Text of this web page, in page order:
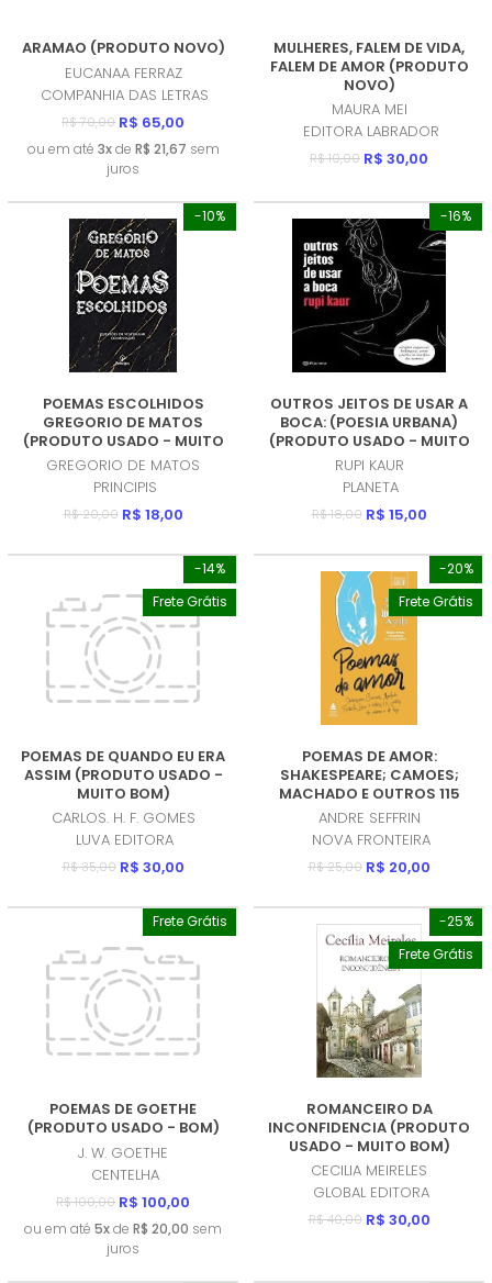
ARAMAO (PRODUTO NOVO)
EUCANAA FERRAZ
COMPANHIA DAS LETRAS
R$ 70,00 R$ 65,00
ou em até 3xde R$ 21,67 sem
juros
MULHERES, FALEM DE VIDA,
FALEM DE AMOR (PRODUTO
NOVO)
MAURA MEI
EDITORA LABRADOR
R$ 10,00 R$ 30,00
-10%
POEMAS ESCOLHIDOS
GREGORIO DE MATOS
(PRODUTO USADO - MUITO
BOM)
GREGORIO DE MATOS
PRINCIPIS
R$ 20,00 R$ 18,00
-16%
OUTROS JEITOS DE USAR A
BOCA: (POESIA URBANA)
(PRODUTO USADO - MUITO
BOM)
RUPI KAUR
PLANETA
R$ 18,00 R$ 15,00
-14%
Frete Grátis
POEMAS DE QUANDO EU ERA
ASSIM (PRODUTO USADO -
MUITO BOM)
CARLOS. H. F. GOMES
LUVA EDITORA
R$ 35,00 R$ 30,00
-20%
Frete Grátis
POEMAS DE AMOR:
SHAKESPEARE; CAMOES;
MACHADO E OUTROS 115
POETAS DE ONTEM E DE HOJE
(PRODUTO USADO - MUITO
BOM)
ANDRE SEFFRIN
NOVA FRONTEIRA
R$ 25,00 R$ 20,00
Frete Grátis
POEMAS DE GOETHE
(PRODUTO USADO - BOM)
J. W. GOETHE
CENTELHA
R$ 100,00 R$ 100,00
ou em até 5xde R$ 20,00 sem
juros
-25%
Frete Grátis
ROMANCEIRO DA
INCONFIDENCIA (PRODUTO
USADO - MUITO BOM)
CECILIA MEIRELES
GLOBAL EDITORA
R$ 40,00 R$ 30,00